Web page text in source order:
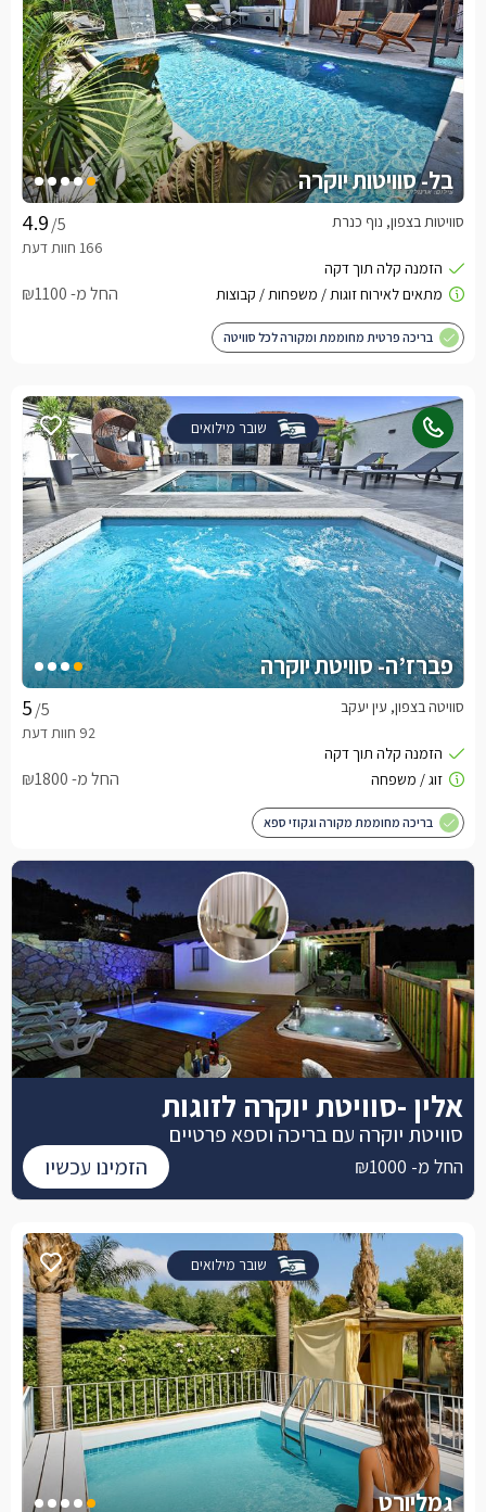
בל- סוויטות יוקרה
/5 סוויטות בצפון, נוף כנרת
החל מ- ₪1100
בריכה פרטית מחוממת ומקורה לכל סוויטה
שובר מילואים
פברז’ה- סוויטת יוקרה
/5 סוויטה בצפון, עין יעקב
החל מ- ₪1800
בריכה מחוממת מקורה וגקוזי ספא
שובר מילואים
גמליורט
אלין -סוויטת יוקרה לזוגות
סוויטת יוקרה עם בריכה וספא פרטיים
החל מ- ₪1000 הזמינו עכשיו